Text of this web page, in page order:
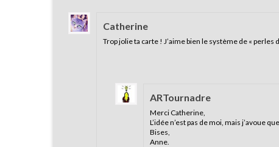
Catherine
Trop jolie ta carte ! J’aime bien le système de « perles
ARTournadre
Merci Catherine,
L’idée n’est pas de moi, mais j’avoue
Bises,
Anne.